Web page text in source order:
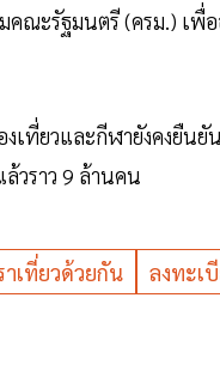
ณะรัฐมนตรี (ครม.) เพื่
งเที่ยวและกีฬายังคงยื
ล้วราว 9 ล้านคน
าเที่ยวด้วยกัน ลงทะเ